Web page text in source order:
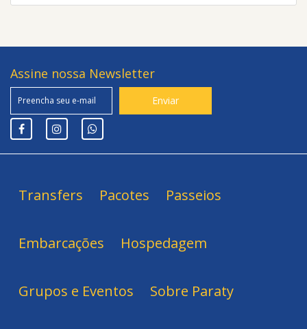
Assine nossa Newsletter
Transfers Pacotes Passeios
Embarcações Hospedagem
Grupos e Eventos Sobre Paraty